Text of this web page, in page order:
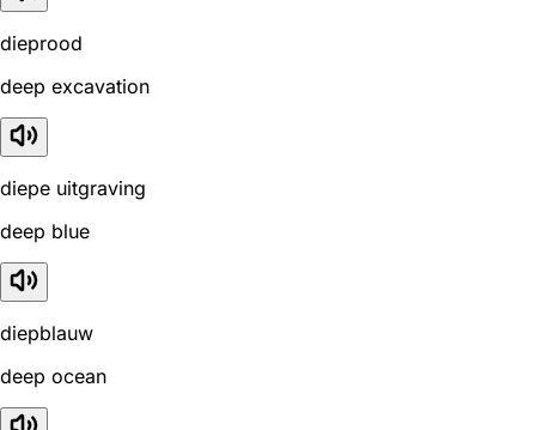
dieprood
deep excavation
diepe uitgraving
deep blue
diepblauw
deep ocean